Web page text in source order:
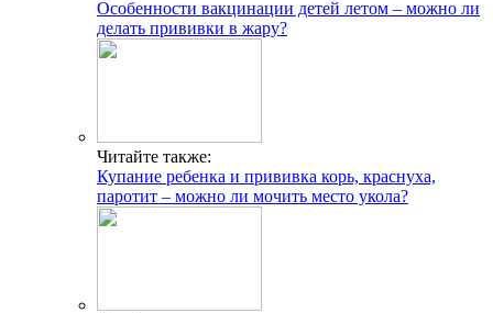
Особенности вакцинации детей летом – можно ли
делать прививки в жару?
Читайте также:
Купание ребенка и прививка корь, краснуха,
паротит – можно ли мочить место укола?